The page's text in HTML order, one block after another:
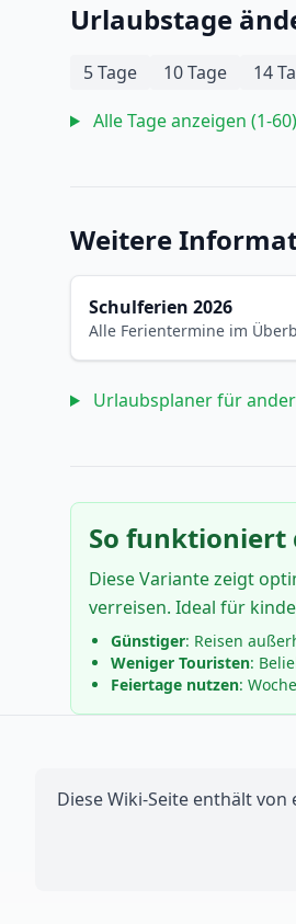
Urlaubstage
5 Tage 10 Tage 14
Alle Tage anzeigen (1-60)
Weitere
Schulferien 2026
Alle Ferientermine im
Urlaubsplaner für
So funktioniert
Diese Variante zeigt
verreisen. Ideal für
Günstiger: Reisen
Weniger Touristen:
Feiertage nutzen:
Diese Wiki-Seite enthält